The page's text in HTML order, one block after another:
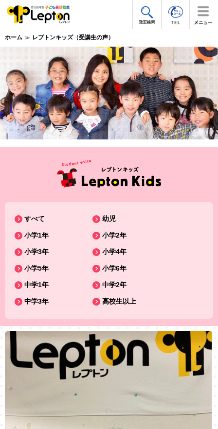
ホーム レプトンキッズ（受講生の声）
すべて 幼児
小学1年 小学2年
小学3年 小学4年
小学5年 小学6年
中学1年 中学2年
中学3年 高校生以上